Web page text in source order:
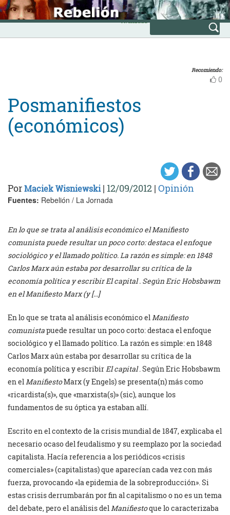
Skip
to
content
INICIO
Avanzada
Recomiendo:
0
Posmanifiestos
(económicos)
PorMaciek Wisniewski| 12/09/2012 | Opinión
Fuentes: Rebelión / La Jornada
En lo que se trata al análisis económico el Manifiesto
comunista puede resultar un poco corto: destaca el enfoque
sociológico y el llamado político. La razón es simple: en 1848
Carlos Marx aún estaba por desarrollar su crítica de la
economía política y escribir El capital . Según Eric Hobsbawm
en el Manifiesto Marx (y […]
En lo que se trata al análisis económico elManifiesto
comunistapuede resultar un poco corto: destaca el enfoque
sociológico y el llamado político. La razón es simple: en 1848
Carlos Marx aún estaba por desarrollar su crítica de la
economía política y escribirEl capital. Según Eric Hobsbawm
en elManifiestoMarx (y Engels) se presenta(n) más como
«ricardista(s)», que «marxista(s)» (sic), aunque los
fundamentos de su óptica ya estaban allí.
Escrito en el contexto de la crisis mundial de 1847, explicaba el
necesario ocaso del feudalismo y su reemplazo por la sociedad
capitalista. Hacía referencia a los periódicos «crisis
comerciales» (capitalistas) que aparecían cada vez con más
fuerza, provocando «la epidemia de la sobreproducción». Si
estas crisis derrumbarán por fin al capitalismo o no es un tema
del debate, pero el análisis delManifiestoque lo caracterizaba